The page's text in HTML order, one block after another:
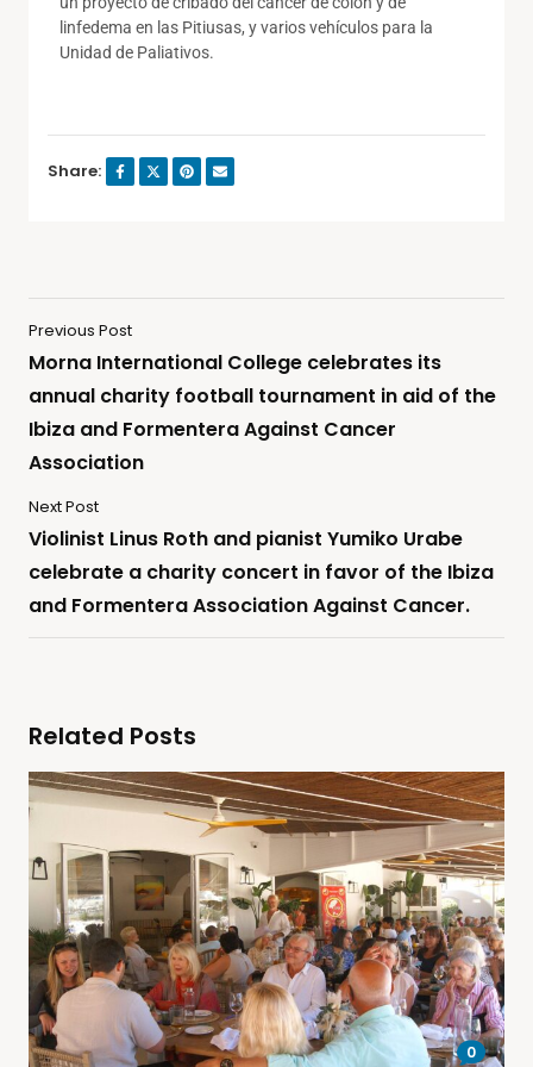
linfedema en las Pitiusas, y varios vehículos para la
Unidad de Paliativos.
Share:
Previous Post
Morna International College celebrates its
annual charity football tournament in aid of the
Ibiza and Formentera Against Cancer
Association
Next Post
Violinist Linus Roth and pianist Yumiko Urabe
celebrate a charity concert in favor of the Ibiza
and Formentera Association Against Cancer.
Related Posts
0